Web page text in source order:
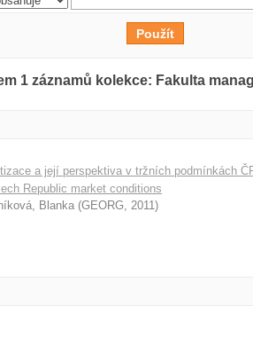
1 záznamů kolekce: Fakulta
a její perspektiva v tržních podmínkách
Republic market conditions
Blanka (GEORG, 2011)